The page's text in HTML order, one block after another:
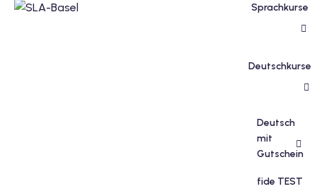
Sprachkurse
Deutschkurse
Deutsch
mit
Gutschein
fide TEST